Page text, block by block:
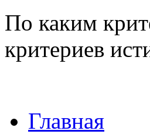
По каким
критериев
Главная